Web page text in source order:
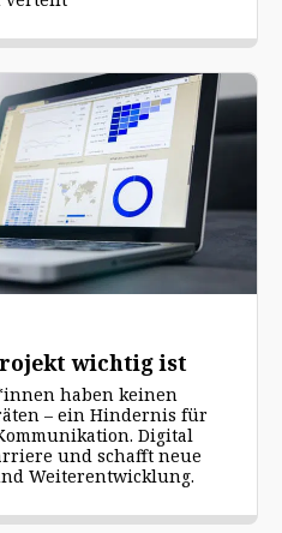
wichtig ist
haben keinen
– ein Hindernis für
Digital
und schafft neue
Weiterentwicklung.